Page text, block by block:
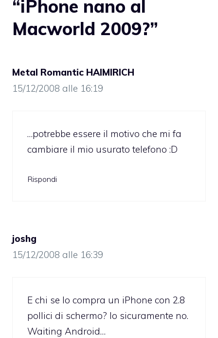
“iPhone nano al
Macworld 2009?”
Metal Romantic HAIMIRICH
15/12/2008 alle 16:19
…potrebbe essere il motivo che mi fa
cambiare il mio usurato telefono :D
Rispondi
joshg
15/12/2008 alle 16:39
E chi se lo compra un iPhone con 2.8
pollici di schermo? Io sicuramente no.
Waiting Android…